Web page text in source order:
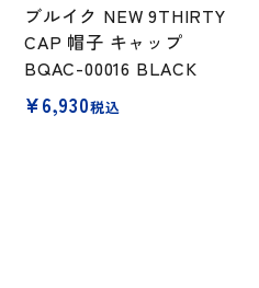
ブルイク NEW 9THIRTY
CAP 帽子 キャップ
BQAC-00016 BLACK
¥6,930税込